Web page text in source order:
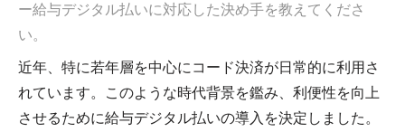
ー給与デジタル払いに対応した決め手を教えてくださ
い。
近年、特に若年層を中心にコード決済が日常的に利用さ
れています。このような時代背景を鑑み、利便性を向上
させるために給与デジタル払いの導入を決定しました。